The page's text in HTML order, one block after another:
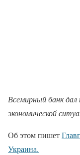
Всемирный банк
экономической
Об этом пишет
Украина.